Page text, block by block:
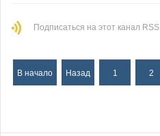
Подписаться на этот канал RSS
В начало Назад 1 2